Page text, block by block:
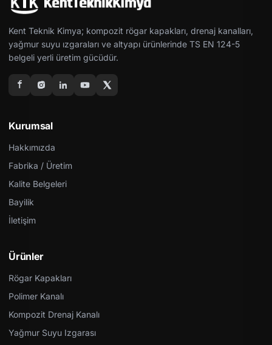
Kent Teknik Kimya; kompozit rögar kapakları, drenaj kanalları,
yağmur suyu ızgaraları ve altyapı ürünlerinde TS EN 124-5
belgeli yerli üretim gücüdür.
Kurumsal
Hakkımızda
Fabrika / Üretim
Kalite Belgeleri
Bayilik
İletişim
Ürünler
Rögar Kapakları
Polimer Kanalı
Kompozit Drenaj Kanalı
Yağmur Suyu Izgarası